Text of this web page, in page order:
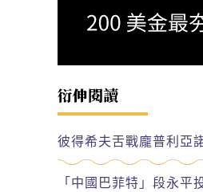
衍伸閱讀
彼得希夫舌戰龐普利亞
「中國巴菲特」段永